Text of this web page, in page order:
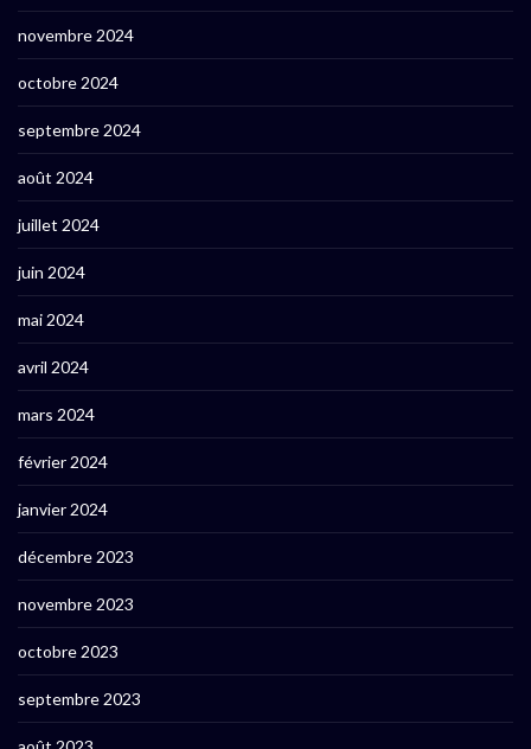
novembre 2024
octobre 2024
septembre 2024
août 2024
juillet 2024
juin 2024
mai 2024
avril 2024
mars 2024
février 2024
janvier 2024
décembre 2023
novembre 2023
octobre 2023
septembre 2023